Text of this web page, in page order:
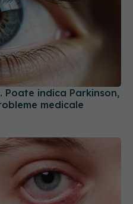
Poate indica Parkinson,
medicale